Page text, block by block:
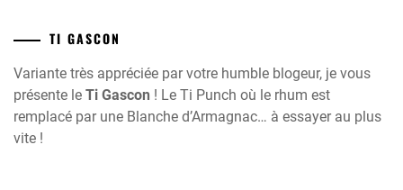
TI GASCON
Variante très appréciée par votre humble blogeur, je vous
présente le Ti Gascon ! Le Ti Punch où le rhum est
remplacé par une Blanche d’Armagnac… à essayer au plus
vite !